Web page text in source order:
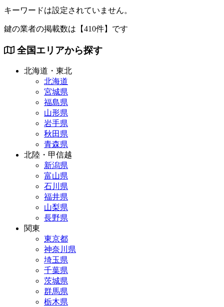
キーワードは設定されていません。
鍵の業者の掲載数は 【410件】 です
全国エリアから探す
北海道・東北
北海道
宮城県
福島県
山形県
岩手県
秋田県
青森県
北陸・甲信越
新潟県
富山県
石川県
福井県
山梨県
長野県
関東
東京都
神奈川県
埼玉県
千葉県
茨城県
群馬県
栃木県